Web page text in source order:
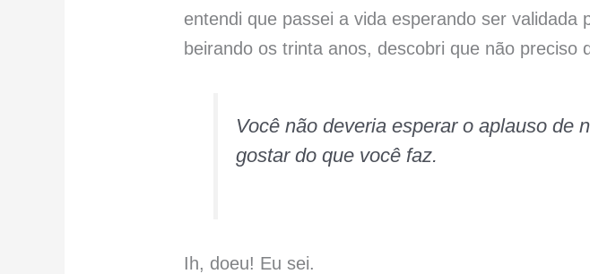
entendi que passei a vida esperando ser
beirando os trinta anos, descobri que não
Você não deveria esperar o aplauso de
gostar do que você faz.
Ih, doeu! Eu sei.